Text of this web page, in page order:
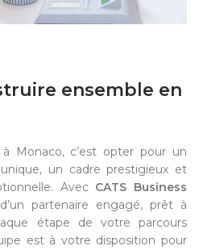
ensemble en
Monaco, c’est opter pour un
un cadre prestigieux et
Avec CATS Business
partenaire engagé, prêt à
étape de votre parcours
est à votre disposition pour